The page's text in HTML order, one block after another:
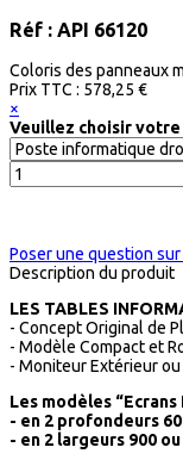
Réf : API 66120
Coloris des panneaux
Prix ​​TTC : 578,25 €
×
Veuillez choisir votre
Poser une question
Description du produit
LES TABLES
- Concept Original de
- Modèle Compact et
- Moniteur Extérieur
Les modèles
- en 2 profondeurs
- en 2 largeurs 900 ou